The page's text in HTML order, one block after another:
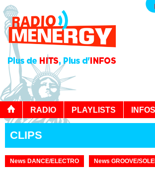
RADIO PLAYLISTS INFOS
CLIPS
News DANCE/ELECTRO News GROOVE/